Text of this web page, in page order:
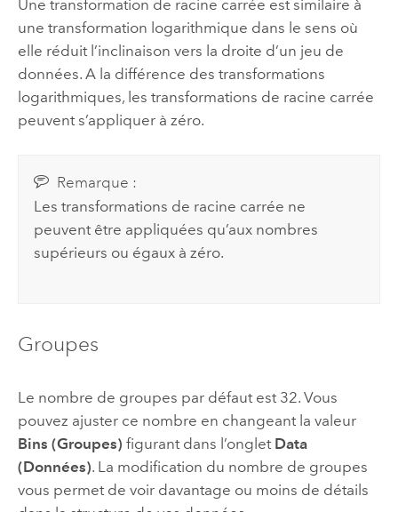
Une transformation de racine carrée est similaire à
une transformation logarithmique dans le sens où
elle réduit l’inclinaison vers la droite d’un jeu de
données. A la différence des transformations
logarithmiques, les transformations de racine carrée
peuvent s’appliquer à zéro.
Remarque :
Les transformations de racine carrée ne
peuvent être appliquées qu’aux nombres
supérieurs ou égaux à zéro.
Groupes
Le nombre de groupes par défaut est 32. Vous
pouvez ajuster ce nombre en changeant la valeur
Bins (Groupes) figurant dans l’onglet Data
(Données). La modification du nombre de groupes
vous permet de voir davantage ou moins de détails